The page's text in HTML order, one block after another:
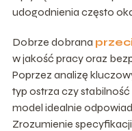
udogodnienia często
Dobrze dobrana
w jakość pracy oraz
Poprzez analizę
typ ostrza czy
model idealnie
Zrozumienie